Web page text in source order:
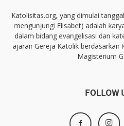
Katolisitas.org, yang dimulai
mengunjungi Elisabet) adalah
dalam bidang evangelisasi dan
ajaran Gereja Katolik berdasarkan
Magisterium
FOLLOW